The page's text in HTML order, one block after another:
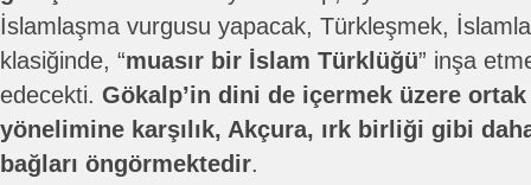
İslamlaşma vurgusu yapacak, Türkleşmek,
klasiğinde, “muasır bir İslam Türklüğü” inşa
edecekti. Gökalp’in dini de içermek üzere
yönelimine karşılık, Akçura, ırk birliği gibi
bağları öngörmektedir.